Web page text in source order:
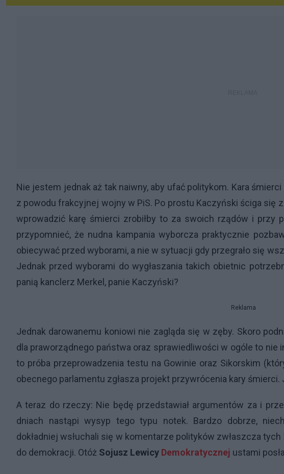
Nie jestem jednak aż tak naiwny, aby ufać politykom. Kara
z powodu frakcyjnej wojny w PiS. Po prostu Kaczyński ściga się
wprowadzić karę śmierci zrobiłby to za swoich rządów i przy
przypomnieć, że nudna kampania wyborcza praktycznie
obiecywać przed wyborami, a nie w sytuacji gdy przegrało się
Jednak przed wyborami do wygłaszania takich obietnic
panią kanclerz Merkel, panie Kaczyński?
Reklama
Jednak darowanemu koniowi nie zagląda się w zęby. Skoro
dla praworządnego państwa oraz sprawiedliwości w ogóle to
to próba przeprowadzenia testu na Gowinie oraz Sikorskim
obecnego parlamentu zgłasza projekt przywrócenia kary
A teraz do rzeczy: Nie będę przedstawiał argumentów za i
dniach nastąpi wysyp tego typu notek. Bardzo dobrze,
dokładniej wsłuchali się w komentarze polityków zwłaszcza
do demokracji. Otóż Sojusz Lewicy Demokratycznej ustami